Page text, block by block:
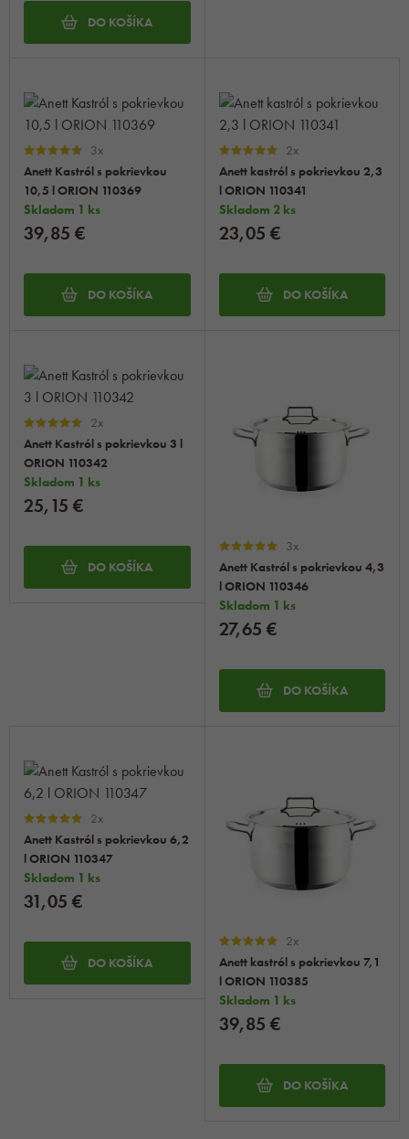
DO KOŠÍKA
3x
Anett Kastról s pokrievkou
10,5 l ORION 110369
Skladom 1 ks
39,85 €
DO KOŠÍKA
2x
Anett kastról s pokrievkou 2,3
l ORION 110341
Skladom 2 ks
23,05 €
DO KOŠÍKA
2x
Anett Kastról s pokrievkou 3 l
ORION 110342
Skladom 1 ks
25,15 €
DO KOŠÍKA
3x
Anett Kastról s pokrievkou 4,3
l ORION 110346
Skladom 1 ks
27,65 €
DO KOŠÍKA
2x
Anett Kastról s pokrievkou 6,2
l ORION 110347
Skladom 1 ks
31,05 €
DO KOŠÍKA
2x
Anett kastról s pokrievkou 7,1
l ORION 110385
Skladom 1 ks
39,85 €
DO KOŠÍKA